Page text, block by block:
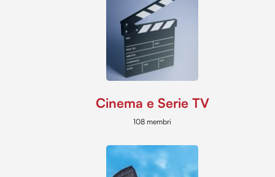
Cinema e Serie TV
108 membri